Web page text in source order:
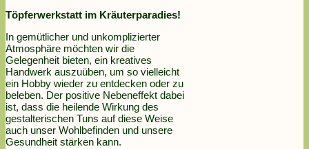
Töpferwerkstatt im Kräuterparadies!
In gemütlicher und unkomplizierter
Atmosphäre möchten wir die
Gelegenheit bieten, ein kreatives
Handwerk auszuüben, um so vielleicht
ein Hobby wieder zu entdecken oder zu
beleben. Der positive Nebeneffekt dabei
ist, dass die heilende Wirkung des
gestalterischen Tuns auf diese Weise
auch unser Wohlbefinden und unsere
Gesundheit stärken kann.